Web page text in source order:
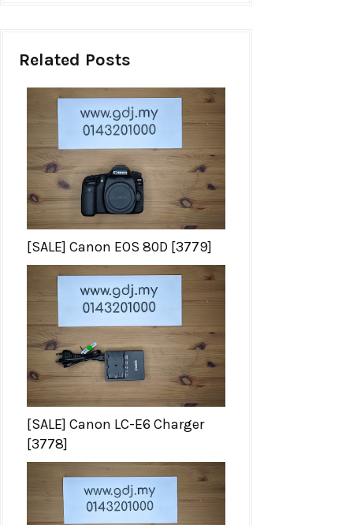
Related Posts
[SALE] Canon EOS 80D [3779]
[SALE] Canon LC-E6 Charger
[3778]